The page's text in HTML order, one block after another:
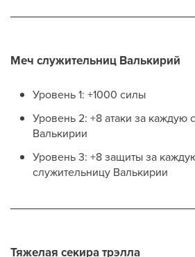
Меч служительниц Валькирий
Уровень 1: +1000 силы
Уровень 2: +8 атаки за каждую
Валькирии
Уровень 3: +8 защиты за
служительницу Валькирии
Тяжелая секира трэлла